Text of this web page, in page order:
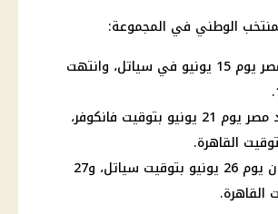
الوطني في المجموعة:
بلجيكا ضد مصر يوم 15 يونيو في سياتل، وانتهت
نيوزيلندا ضد مصر يوم 21 يونيو بتوقيت فانكوفر،
مصر ضد إيران يوم 26 يونيو بتوقيت سياتل، و27
القاهرة.